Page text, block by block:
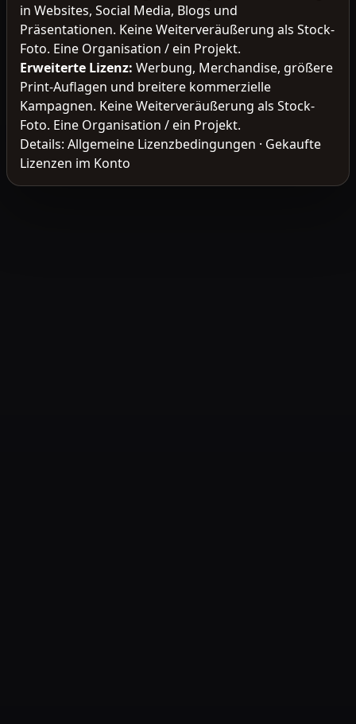
in Websites, Social Media, Blogs und
Präsentationen. Keine Weiterveräußerung als Stock-
Foto. Eine Organisation / ein Projekt.
Erweiterte Lizenz: Werbung, Merchandise, größere
Print-Auflagen und breitere kommerzielle
Kampagnen. Keine Weiterveräußerung als Stock-
Foto. Eine Organisation / ein Projekt.
Details: Allgemeine Lizenzbedingungen · Gekaufte
Lizenzen im Konto